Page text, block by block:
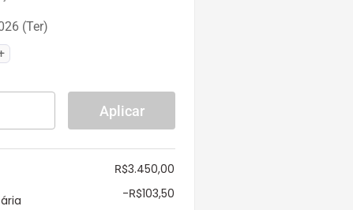
(Ter)
Aplicar
R$3.450,00
-R$103,50